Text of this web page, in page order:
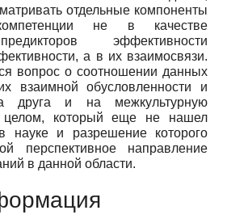
отдельные компоненты
не в качестве
эффективности
а в их взаимосвязи.
вопрос о соотношении данных
взаимной обусловленности и
друга и на межкультурную
целом, который еще не нашел
науке и разрешение которого
перспективное направление
в данной области.